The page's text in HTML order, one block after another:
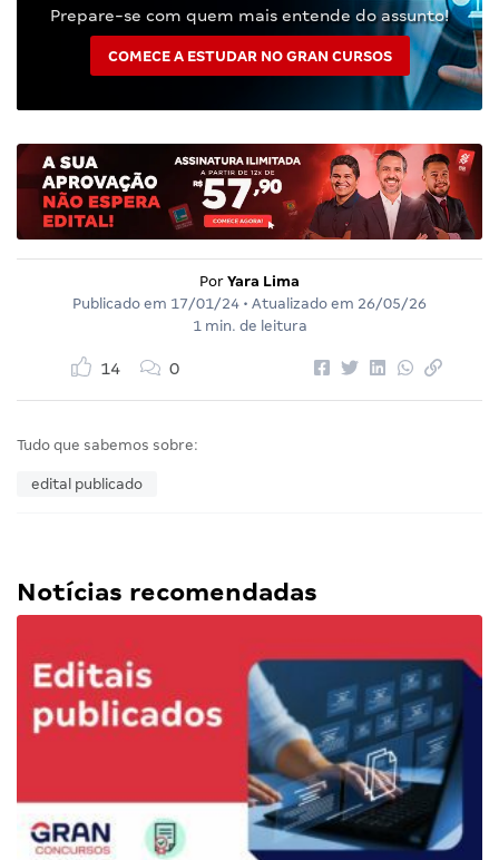
Prepare-se com quem mais entende do assunto!
COMECE A ESTUDAR NO GRAN CURSOS
Por Yara Lima
Publicado em 17/01/24 • Atualizado em 26/05/26
1 min. de leitura
14 0
Tudo que sabemos sobre:
edital publicado
Notícias recomendadas